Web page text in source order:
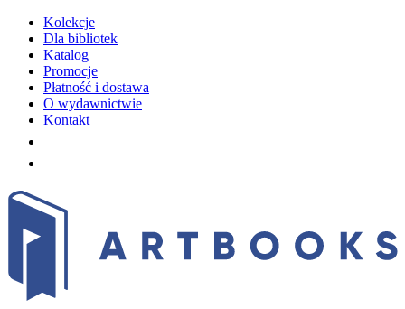
Kolekcje
Dla bibliotek
Katalog
Promocje
Płatność i dostawa
O wydawnictwie
Kontakt